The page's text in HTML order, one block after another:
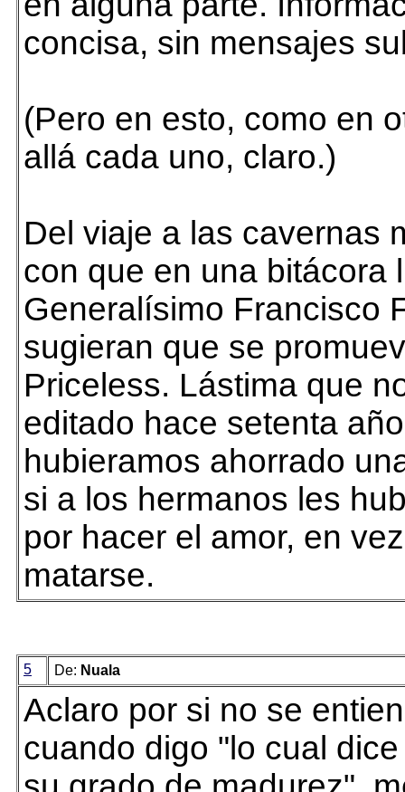
concisa, sin mensajes
(Pero en esto, como en
allá cada uno, claro.)
Del viaje a las cavernas
con que en una bitácora
Generalísimo Francisco
sugieran que se
Priceless. Lástima que
editado hace setenta
hubieramos ahorrado
si a los hermanos les
por hacer el amor, en
matarse.
5 De: Nuala
Aclaro por si no se
cuando digo "lo cual